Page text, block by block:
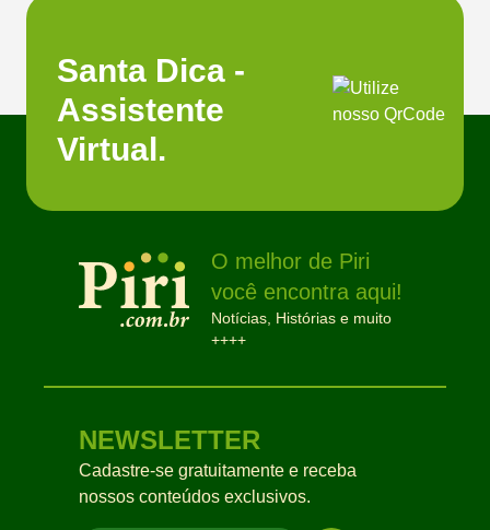
Santa Dica -
Assistente
Virtual.
O melhor de Piri
você encontra aqui!
Notícias, Histórias e muito
++++
NEWSLETTER
Cadastre-se gratuitamente e receba
nossos conteúdos exclusivos.